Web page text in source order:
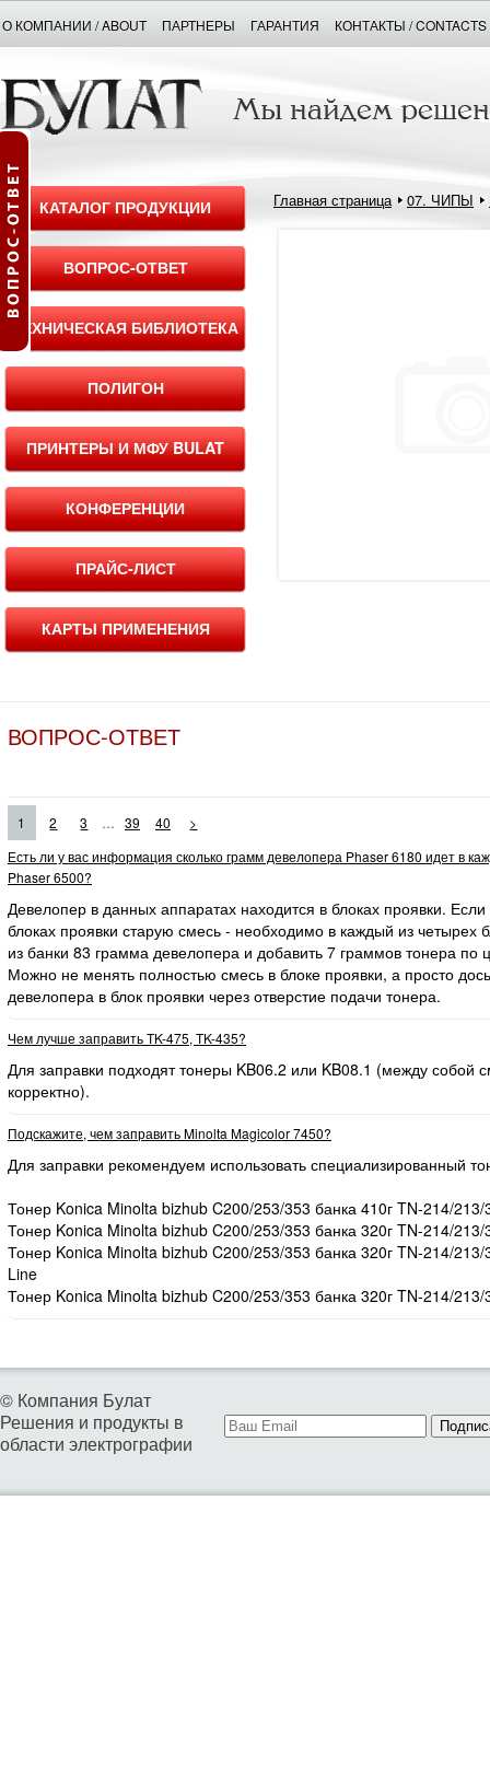
О КОМПАНИИ / ABOUT ПАРТНЕРЫ ГАРАНТИЯ КОНТАКТЫ / CONTACTS
КАТАЛОГ ПРОДУКЦИИ
ВОПРОС-ОТВЕТ
ТЕХНИЧЕСКАЯ БИБЛИОТЕКА
ПОЛИГОН
ПРИНТЕРЫ И МФУ BULAT
КОНФЕРЕНЦИИ
ПРАЙС-ЛИСТ
КАРТЫ ПРИМЕНЕНИЯ
Главная страница 07. ЧИПЫ
ВОПРОС-ОТВЕТ
1 2 3 ... 39 40
>
Есть ли у вас информация сколько грамм девелопера Phaser 6180 идет в
Phaser 6500?
Девелопер в данных аппаратах находится в блоках проявки.
блоках проявки старую смесь - необходимо в каждый из четырех
из банки 83 грамма девелопера и добавить 7 граммов тонера по
Можно не менять полностью смесь в блоке проявки, а просто
девелопера в блок проявки через отверстие подачи тонера.
Чем лучше заправить TK-475, TK-435?
Для заправки подходят тонеры KB06.2 или KB08.1 (между собой
корректно).
Подскажите, чем заправить Minolta Magicolor 7450?
Для заправки рекомендуем использовать специализированный
Тонер Konica Minolta bizhub C200/253/353 банка 410г TN-214/
Тонер Konica Minolta bizhub C200/253/353 банка 320г TN-214/
Тонер Konica Minolta bizhub C200/253/353 банка 320г TN-214/
Line
Тонер Konica Minolta bizhub C200/253/353 банка 320г TN-214/
© Компания Булат
Решения и продукты в
области электрографии